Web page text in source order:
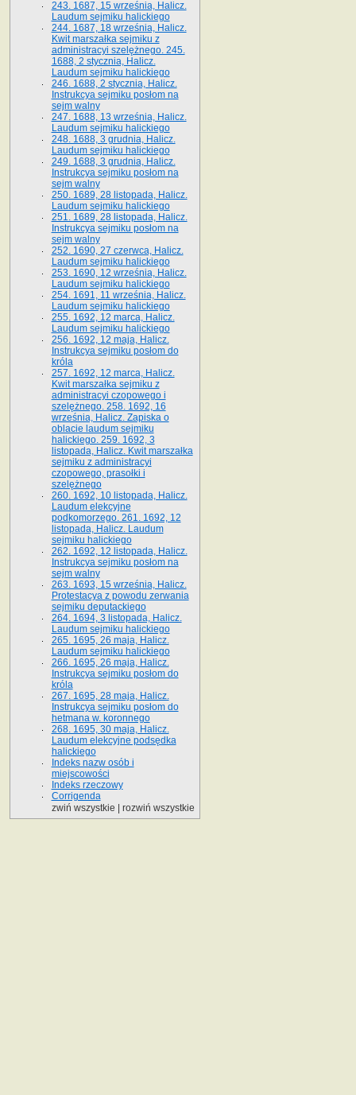
243. 1687, 15 września, Halicz.
Laudum sejmiku halickiego
244. 1687, 18 września, Halicz.
Kwit marszałka sejmiku z
administracyi szelężnego. 245.
1688, 2 stycznia, Halicz.
Laudum sejmiku halickiego
246. 1688, 2 stycznia, Halicz.
Instrukcya sejmiku posłom na
sejm walny
247. 1688, 13 września, Halicz.
Laudum sejmiku halickiego
248. 1688, 3 grudnia, Halicz.
Laudum sejmiku halickiego
249. 1688, 3 grudnia, Halicz.
Instrukcya sejmiku posłom na
sejm walny
250. 1689, 28 listopada, Halicz.
Laudum sejmiku halickiego
251. 1689, 28 listopada, Halicz.
Instrukcya sejmiku posłom na
sejm walny
252. 1690, 27 czerwca, Halicz.
Laudum sejmiku halickiego
253. 1690, 12 września, Halicz.
Laudum sejmiku halickiego
254. 1691, 11 września, Halicz.
Laudum sejmiku halickiego
255. 1692, 12 marca, Halicz.
Laudum sejmiku halickiego
256. 1692, 12 maja, Halicz.
Instrukcya sejmiku posłom do
króla
257. 1692, 12 marca, Halicz.
Kwit marszałka sejmiku z
administracyi czopowego i
szelężnego. 258. 1692, 16
września, Halicz. Zapiska o
oblacie laudum sejmiku
halickiego. 259. 1692, 3
listopada, Halicz. Kwit marszałka
sejmiku z administracyi
czopowego, prasołki i
szelężnego
260. 1692, 10 listopada, Halicz.
Laudum elekcyjne
podkomorzego. 261. 1692, 12
listopada, Halicz. Laudum
sejmiku halickiego
262. 1692, 12 listopada, Halicz.
Instrukcya sejmiku posłom na
sejm walny
263. 1693, 15 września, Halicz.
Protestacya z powodu zerwania
sejmiku deputackiego
264. 1694, 3 listopada, Halicz.
Laudum sejmiku halickiego
265. 1695, 26 maja, Halicz.
Laudum sejmiku halickiego
266. 1695, 26 maja, Halicz.
Instrukcya sejmiku posłom do
króla
267. 1695, 28 maja, Halicz.
Instrukcya sejmiku posłom do
hetmana w. koronnego
268. 1695, 30 maja, Halicz.
Laudum elekcyjne podsędka
halickiego
Indeks nazw osób i
miejscowości
Indeks rzeczowy
Corrigenda
zwiń wszystkie
rozwiń wszystkie